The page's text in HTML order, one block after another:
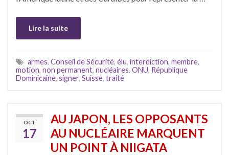
Lire la suite
armes, Conseil de Sécurité, élu, interdiction, membre,
motion, non permanent, nucléaires, ONU, République
Dominicaine, signer, Suisse, traité
OCT
17
AU JAPON, LES OPPOSANTS
AU NUCLÉAIRE MARQUENT
UN POINT À NIIGATA